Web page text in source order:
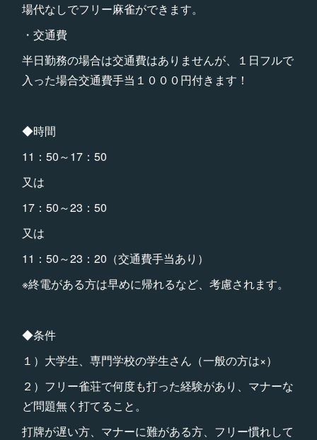
場代なしでフリー麻雀ができます。
・交通費
半日勤務の場合は交通費はありませんが、１日フルで
入った場合交通費手当１０００円付きます！
◆時間
11：50～17：50
又は
17：50～23：50
又は
11：50～23：20（交通費手当あり）
※終電がある方は早めに帰れるなど、考慮されます。
◆条件
１）大学生、専門学校の学生さん（一般の方は×）
２）フリー雀荘で何度も打った経験があり、マナーな
ど問題無く打てること。
打牌が遅い方、マナーに難がある方、フリー慣れして